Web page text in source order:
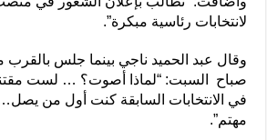
لانتخابات رئاسية مبكرة”.
وقال عبد الحميد ناجي بينما جلس بالقرب
صباح السبت: “لماذا أصوت؟ … لست
في الانتخابات السابقة كنت أول من يصل…
مهتم”.